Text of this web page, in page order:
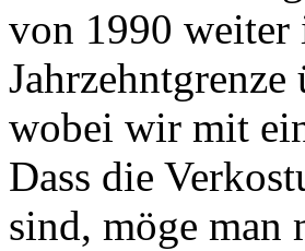
von 1990 weiter
wobei wir mit
Dass die
sind, möge man